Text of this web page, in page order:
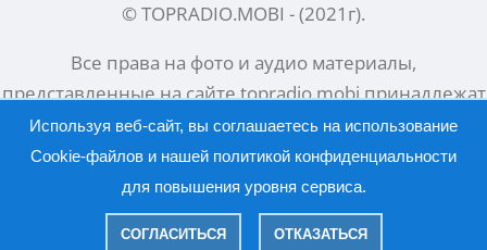
© TOPRADIO.MOBI - (2021 г).
Все права на фото и аудио материалы,
представленные на сайтеtopradio.mobiпринадлежат
их законным владельцам.
Русский | English
Используя веб-сайт, вы соглашаетесь на использование
Cookie-файлов и нашей политикой конфиденциальности
для повышения уровня сервиса.
СОГЛАСИТЬСЯ ОТКАЗАТЬСЯ